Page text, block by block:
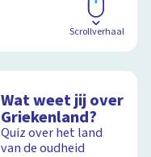
Scrollverhaal
Wat weet jij over
Griekenland?
Quiz over het land
van de oudheid